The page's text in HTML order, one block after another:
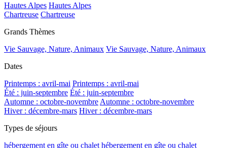
Hautes Alpes Hautes Alpes
Chartreuse Chartreuse
Grands Thèmes
Vie Sauvage, Nature, Animaux Vie Sauvage, Nature, Animaux
Dates
Printemps : avril-mai Printemps : avril-mai
Été : juin-septembre Été : juin-septembre
Automne : octobre-novembre Automne : octobre-novembre
Hiver : décembre-mars Hiver : décembre-mars
Types de séjours
hébergement en gîte ou chalet hébergement en gîte ou chalet